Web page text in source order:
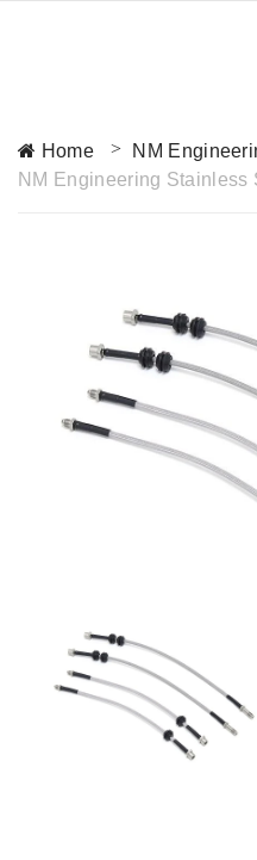
Home
NM
NM Engineering Stainless